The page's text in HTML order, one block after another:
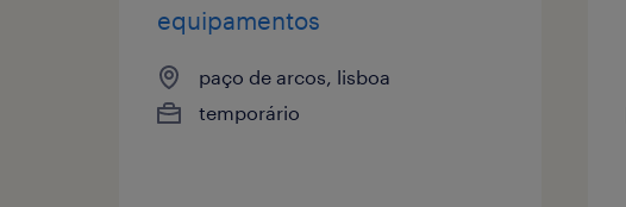
equipamentos
paço de arcos, lisboa
temporário